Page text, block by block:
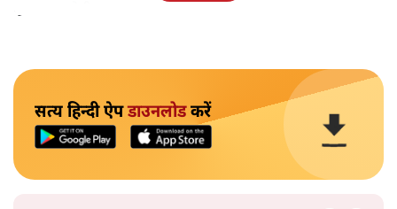
पुरस्कृत करेगी।
सत्य हिन्दी ऐपडाउनलोडकरें